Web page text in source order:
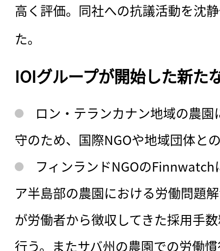
高く評価。同社への抗議活動を沈
た。
IOIグループが開始した新た
ロン・テランカナン地域の農園
守のため、国際NGOや地域団体と
フィンランドNGOの
ア半島部の農園における労働問題
が労働者から徴収してきた採用手
行う。またサバ州の農園での労働